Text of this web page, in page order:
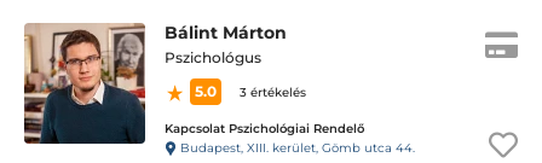
Bálint Márton
Pszichológus
5.0
3 értékelés
Kapcsolat Pszichológiai Rendelő
Budapest, XIII. kerület, Gömb utca 44.